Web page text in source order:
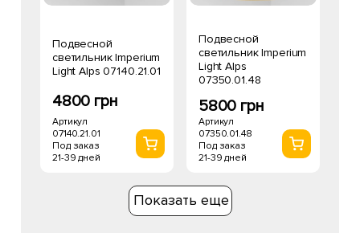
Подвесной
светильник Imperium
Light Alps 07140.21.01
4800 грн
Артикул
07140.21.01
Под заказ
21-39 дней
Подвесной
светильник Imperium
Light Alps
07350.01.48
5800 грн
Артикул
07350.01.48
Под заказ
21-39 дней
Показать еще